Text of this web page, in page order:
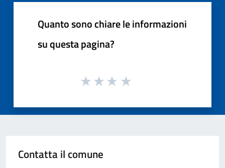
Quanto sono chiare le informazioni
su questa pagina?
Contatta il comune